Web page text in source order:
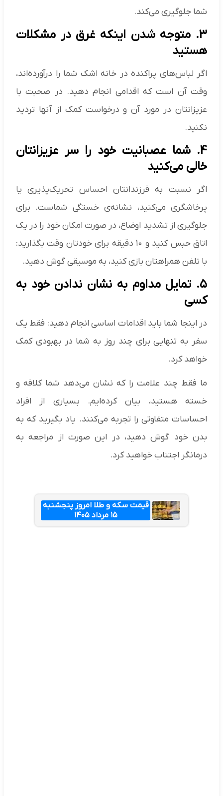
شما جلوگیری می‌کند.
۳. متوجه شدن اینکه غرق در مشکلات
هستید
اگر لباس‌های پراکنده در خانه اشک شما را درآورده‌اند،
وقت آن است که اقدامی انجام دهید. در صحبت با
عزیزانتان در مورد آن و درخواست کمک از آنها تردید
نکنید.
۴. شما عصبانیت خود را سر عزیزانتان
خالی می‌کنید
اگر نسبت به فرزندانتان احساس تحریک‌پذیری یا
پرخاشگری می‌کنید، نشانه‌ی خستگی شماست. برای
جلوگیری از تشدید اوضاع، در صورت امکان خود را در یک
اتاق حبس کنید و ۱۰ دقیقه برای خودتان وقت بگذارید:
با تلفن همراهتان بازی کنید، به موسیقی گوش دهید.
۵. تمایل مداوم به نشان ندادن خود به
کسی
در اینجا شما باید اقدامات اساسی انجام دهید: فقط یک
سفر به تنهایی برای چند روز به شما در بهبودی کمک
خواهد کرد.
ما فقط چند علامت را که نشان می‌دهد شما کلافه و
خسته هستید، بیان کرده‌ایم. بسیاری از افراد
احساسات متفاوتی را تجربه می‌کنند. یاد بگیرید که به
بدن خود گوش دهید، در این صورت از مراجعه به
درمانگر اجتناب خواهید کرد.
قیمت سکه و طلا امروز پنجشنبه
۱۵ مرداد ۱۴۰۵